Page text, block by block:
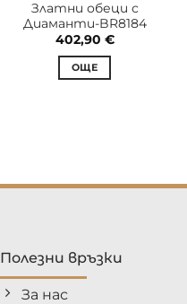
Златни обеци с
Диаманти-BR8184
402,90 €
ОЩЕ
Полезни връзки
За нас